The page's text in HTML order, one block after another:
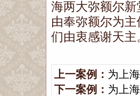
海两大弥额尔
由奉弥额尔为
们由衷感谢天主
上一案例： 为上
下一案例： 为上